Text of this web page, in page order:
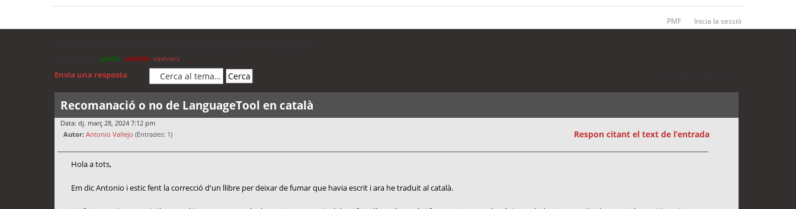
PMF Inicia la sessió
jordis cubells xavivars
Envia una resposta
Recomanació o no de LanguageTool en català
Data: dj. març 28, 2024 7:12 pm
Autor: Antonio Vallejo (Entrades: 1) Respon citant el text de l’entrada
Hola a tots,
Em dic Antonio i estic fent la correcció d'un llibre per deixar de fumar que havia escrit i ara he traduit al català.